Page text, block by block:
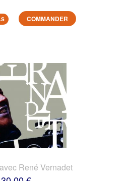
COMMANDER
René Vernadet